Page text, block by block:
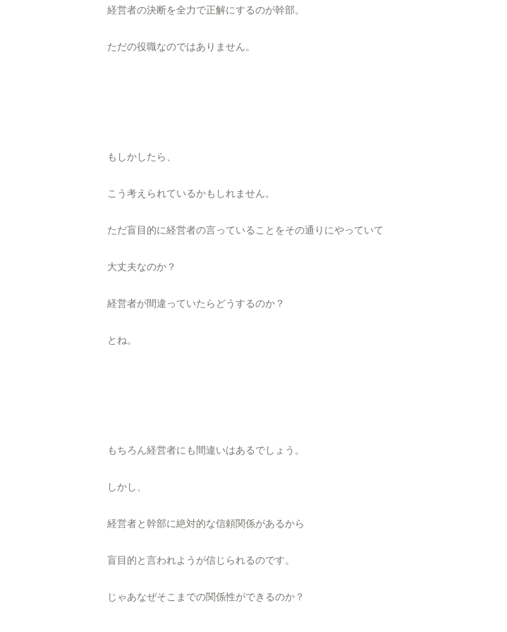
経営者の決断を全力で正解にするのが幹部。
ただの役職なのではありません。
もしかしたら、
こう考えられているかもしれません。
ただ盲目的に経営者の言っていることをその通りにやっていて
大丈夫なのか？
経営者が間違っていたらどうするのか？
とね。
もちろん経営者にも間違いはあるでしょう。
しかし、
経営者と幹部に絶対的な信頼関係があるから
盲目的と言われようが信じられるのです。
じゃあなぜそこまでの関係性ができるのか？